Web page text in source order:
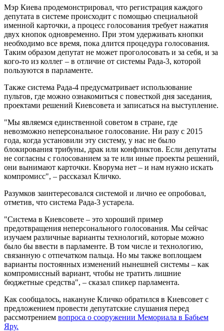
Мэр Киева продемонстрировал, что регистрация каждого
депутата в системе происходит с помощью специальной
именной карточки, а процесс голосования требует нажатия
двух кнопок одновременно. При этом удерживать кнопки
необходимо все время, пока длится процедура голосования.
Таким образом депутат не может проголосовать и за себя, и за
кого-то из коллег – в отличие от системы Рада-3, которой
пользуются в парламенте.
Также система Рада-4 предусматривает использование
пультов, где можно ознакомиться с повесткой дня заседания,
проектами решений Киевсовета и записаться на выступление.
"Мы являемся единственной советом в стране, где
невозможно неперсональное голосование. Ни разу с 2015
года, когда установили эту систему, у нас не было
блокирования трибуны, драк или конфликтов. Если депутаты
не согласны с голосованием за те или иные проекты решений,
они вынимают карточки. Кворума нет – и нам нужно искать
компромисс", – рассказал Кличко.
Разумков заинтересовался системой и лично ее опробовал,
отметив, что система Рада-3 устарела.
"Система в Киевсовете – это хороший пример
предотвращения неперсонального голосования. Мы сейчас
изучаем различные варианты технологий, которые можно
было бы ввести в парламенте. В том числе и технологию,
связанную с отпечатком пальца. Но мы также воплощаем
варианты постоянных изменений нынешней системы – как
компромиссный вариант, чтобы не тратить лишние
бюджетные средства", – сказал спикер парламента.
Как сообщалось, накануне Кличко обратился в Киевсовет с
предложением провести депутатские слушания перед
рассмотрением вопроса о сооружении Мемориала в Бабьем
Яру.